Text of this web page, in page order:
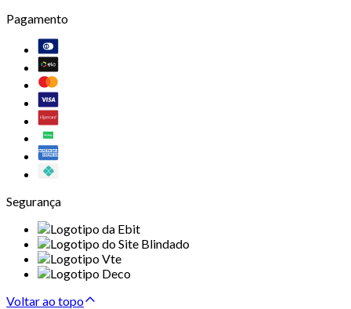
Pagamento
Segurança
Voltar ao topo